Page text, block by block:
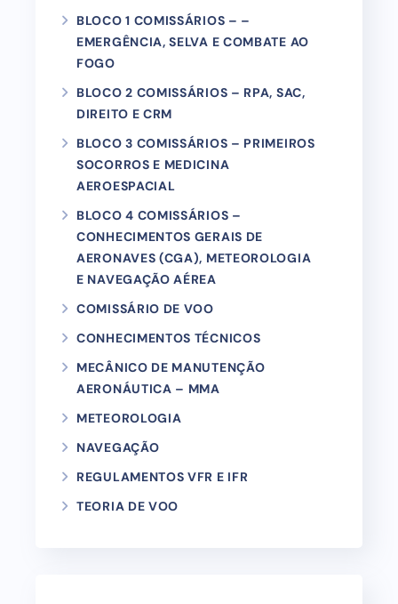
BLOCO 1 COMISSÁRIOS – –
EMERGÊNCIA, SELVA E COMBATE AO
FOGO
BLOCO 2 COMISSÁRIOS – RPA, SAC,
DIREITO E CRM
BLOCO 3 COMISSÁRIOS – PRIMEIROS
SOCORROS E MEDICINA
AEROESPACIAL
BLOCO 4 COMISSÁRIOS –
CONHECIMENTOS GERAIS DE
AERONAVES (CGA), METEOROLOGIA
E NAVEGAÇÃO AÉREA
COMISSÁRIO DE VOO
CONHECIMENTOS TÉCNICOS
MECÂNICO DE MANUTENÇÃO
AERONÁUTICA – MMA
METEOROLOGIA
NAVEGAÇÃO
REGULAMENTOS VFR E IFR
TEORIA DE VOO